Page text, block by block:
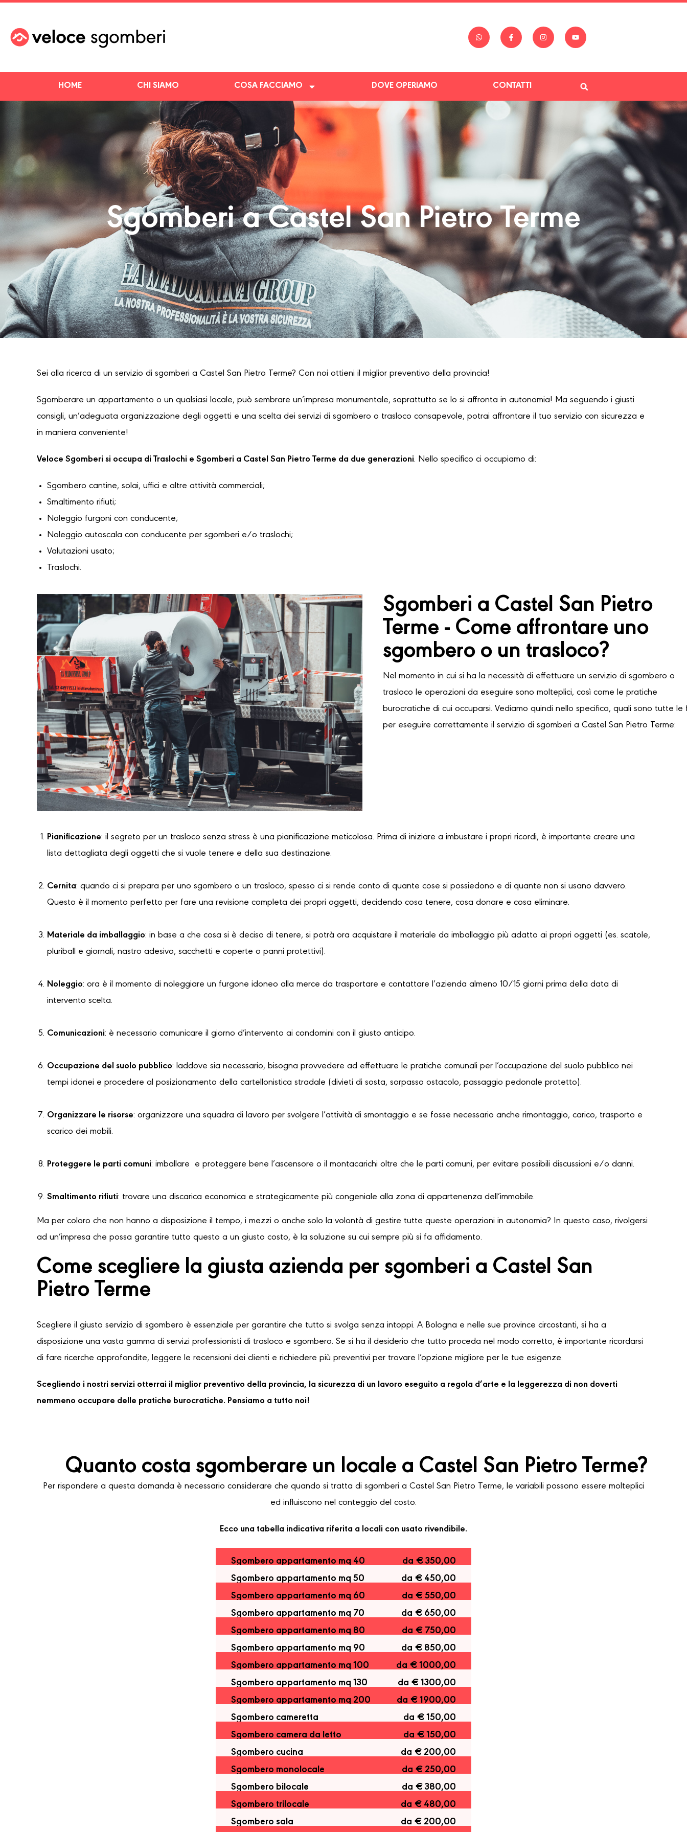
HOME CHI SIAMO COSA FACCIAMO DOVE OPERIAMO CONTATTI
Sgomberi a Castel San Pietro Terme
Sei alla ricerca di un servizio di sgomberi a Castel San Pietro Terme? Con noi ottieni il miglior preventivo della provincia!
Sgomberare un appartamento o un qualsiasi locale, può sembrare un’impresa monumentale, soprattutto se lo si affronta in autonomia! Ma seguendo i giusti
consigli, un’adeguata organizzazione degli oggetti e una scelta dei servizi di sgombero o trasloco consapevole, potrai affrontare il tuo servizio con sicurezza e
in maniera conveniente!
Veloce Sgomberi si occupa di Traslochi e Sgomberi a Castel San Pietro Terme da due generazioni. Nello specifico ci occupiamo di:
Sgombero cantine, solai, uffici e altre attività commerciali;
Smaltimento rifiuti;
Noleggio furgoni con conducente;
Noleggio autoscala con conducente per sgomberi e/o traslochi;
Valutazioni usato;
Traslochi.
Sgomberi a Castel San Pietro
Terme - Come affrontare uno
sgombero o un trasloco?
Nel momento in cui si ha la necessità di effettuare un servizio di sgombero o
trasloco le operazioni da eseguire sono molteplici, così come le pratiche
burocratiche di cui occuparsi. Vediamo quindi nello specifico, quali sono tutte le
per eseguire correttamente il servizio di sgomberi a Castel San Pietro Terme:
Pianificazione: il segreto per un trasloco senza stress è una pianificazione meticolosa. Prima di iniziare a imbustare i propri ricordi, è importante creare una
lista dettagliata degli oggetti che si vuole tenere e della sua destinazione.
Cernita: quando ci si prepara per uno sgombero o un trasloco, spesso ci si rende conto di quante cose si possiedono e di quante non si usano davvero.
Questo è il momento perfetto per fare una revisione completa dei propri oggetti, decidendo cosa tenere, cosa donare e cosa eliminare.
Materiale da imballaggio: in base a che cosa si è deciso di tenere, si potrà ora acquistare il materiale da imballaggio più adatto ai propri oggetti (es. scatole,
pluriball e giornali, nastro adesivo, sacchetti e coperte o panni protettivi).
Noleggio: ora è il momento di noleggiare un furgone idoneo alla merce da trasportare e contattare l’azienda almeno 10/15 giorni prima della data di
intervento scelta.
Comunicazioni: è necessario comunicare il giorno d’intervento ai condomini con il giusto anticipo.
Occupazione del suolo pubblico: laddove sia necessario, bisogna provvedere ad effettuare le pratiche comunali per l’occupazione del suolo pubblico nei
tempi idonei e procedere al posizionamento della cartellonistica stradale (divieti di sosta, sorpasso ostacolo, passaggio pedonale protetto).
Organizzare le risorse: organizzare una squadra di lavoro per svolgere l’attività di smontaggio e se fosse necessario anche rimontaggio, carico, trasporto e
scarico dei mobili.
Proteggere le parti comuni: imballare e proteggere bene l’ascensore o il montacarichi oltre che le parti comuni, per evitare possibili discussioni e/o danni.
Smaltimento rifiuti: trovare una discarica economica e strategicamente più congeniale alla zona di appartenenza dell’immobile.
Ma per coloro che non hanno a disposizione il tempo, i mezzi o anche solo la volontà di gestire tutte queste operazioni in autonomia? In questo caso, rivolgersi
ad un’impresa che possa garantire tutto questo a un giusto costo, è la soluzione su cui sempre più si fa affidamento.
Come scegliere la giusta azienda per sgomberi a Castel San
Pietro Terme
Scegliere il giusto servizio di sgombero è essenziale per garantire che tutto si svolga senza intoppi. A Bologna e nelle sue province circostanti, si ha a
disposizione una vasta gamma di servizi professionisti di trasloco e sgombero. Se si ha il desiderio che tutto proceda nel modo corretto, è importante ricordarsi
di fare ricerche approfondite, leggere le recensioni dei clienti e richiedere più preventivi per trovare l’opzione migliore per le tue esigenze.
Scegliendo i nostri servizi otterrai il miglior preventivo della provincia, la sicurezza di un lavoro eseguito a regola d’arte e la leggerezza di non doverti
nemmeno occupare delle pratiche burocratiche. Pensiamo a tutto noi!
Quanto costa sgomberare un locale a Castel San Pietro Terme?
Per rispondere a questa domanda è necessario considerare che quando si tratta di sgomberi a Castel San Pietro Terme, le variabili possono essere molteplici
ed influiscono nel conteggio del costo.
Ecco una tabella indicativa riferita a locali con usato rivendibile.
Sgombero appartamento mq 40
da € 350,00
Sgombero appartamento mq 50
da € 450,00
Sgombero appartamento mq 60
da € 550,00
Sgombero appartamento mq 70
da € 650,00
Sgombero appartamento mq 80
da € 750,00
Sgombero appartamento mq 90
da € 850,00
Sgombero appartamento mq 100
da € 1000,00
Sgombero appartamento mq 130
da € 1300,00
Sgombero appartamento mq 200
da € 1900,00
Sgombero cameretta
da € 150,00
Sgombero camera da letto
da € 150,00
Sgombero cucina
da € 200,00
Sgombero monolocale
da € 250,00
Sgombero bilocale
da € 380,00
Sgombero trilocale
da € 480,00
Sgombero sala
da € 200,00